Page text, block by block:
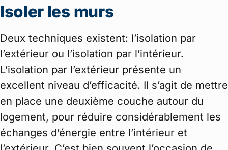
Isoler les murs
Deux techniques existent: l’isolation par
l’extérieur ou l’isolation par l’intérieur.
L’isolation par l’extérieur présente un
excellent niveau d’efficacité. Il s’agit de mettre
en place une deuxième couche autour du
logement, pour réduire considérablement les
échanges d’énergie entre l’intérieur et